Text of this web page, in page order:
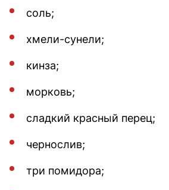
соль;
хмели-сунели;
кинза;
морковь;
сладкий красный перец;
чернослив;
три помидора;